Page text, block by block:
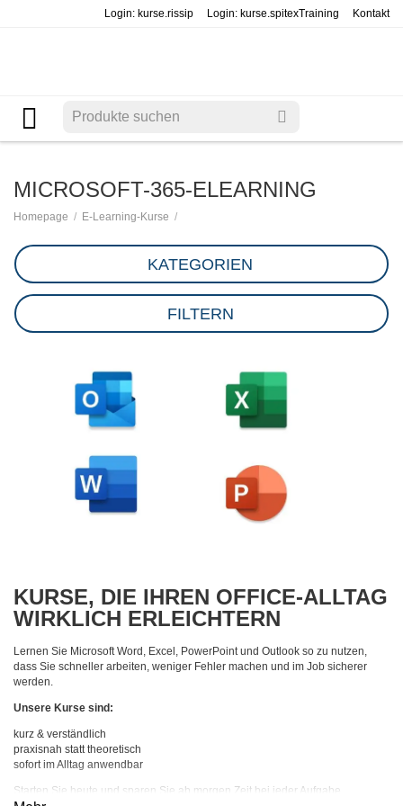
Login: kurse.rissip Login: kurse.spitexTraining Kontakt
MICROSOFT-365-ELEARNING
Homepage / E-Learning-Kurse /
KATEGORIEN
FILTERN
KURSE, DIE IHREN OFFICE-ALLTAG
WIRKLICH ERLEICHTERN
Lernen Sie Microsoft Word, Excel, PowerPoint und Outlook so zu nutzen,
dass Sie schneller arbeiten, weniger Fehler machen und im Job sicherer
werden.
Unsere Kurse sind:
kurz & verständlich
praxisnah statt theoretisch
sofort im Alltag anwendbar
Starten Sie heute und sparen Sie ab morgen Zeit bei jeder Aufgabe.